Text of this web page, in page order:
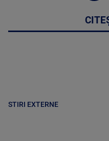
STIRI EXTERNE